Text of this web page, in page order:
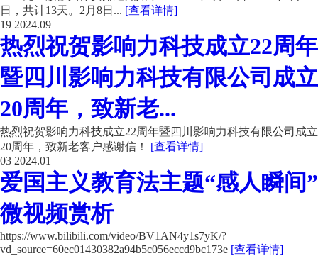
日，共计13天。2月8日... [查看详情]
19 2024.09
热烈祝贺影响力科技成立22周年
暨四川影响力科技有限公司成立
20周年，致新老...
热烈祝贺影响力科技成立22周年暨四川影响力科技有限公司成立
20周年，致新老客户感谢信！ [查看详情]
03 2024.01
爱国主义教育法主题“感人瞬间”
微视频赏析
https://www.bilibili.com/video/BV1AN4y1s7yK/?
vd_source=60ec01430382a94b5c056eccd9bc173e [查看详情]